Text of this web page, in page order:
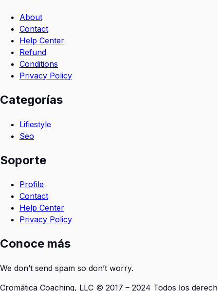
About
Contact
Help Center
Refund
Conditions
Privacy Policy
Categorías
Lifiestyle
Seo
Soporte
Profile
Contact
Help Center
Privacy Policy
Conoce más
We don’t send spam so don’t worry.
Cromática Coaching, LLC © 2017 – 2024 Todos los